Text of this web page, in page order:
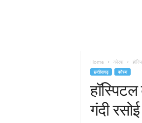
Home कोरबा
छत्तीसगढ़ कोरबा
गंदी